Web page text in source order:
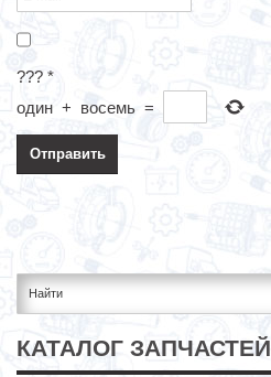
??? *
один + восемь =
КАТАЛОГ ЗАПЧАСТЕЙ